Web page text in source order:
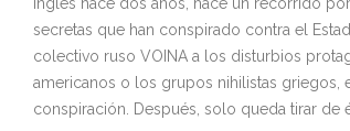
inglés hace dos años, hace un recorrido
secretas que han conspirado contra el
colectivo ruso VOINA a los disturbios
americanos o los grupos nihilistas griegos,
conspiración. Después, solo queda tirar de